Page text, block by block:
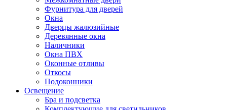
Фурнитура для дверей
Окна
Дверцы жалюзийные
Деревянные окна
Наличники
Окна ПВХ
Оконные отливы
Откосы
Подоконники
Освещение
Бра и подсветка